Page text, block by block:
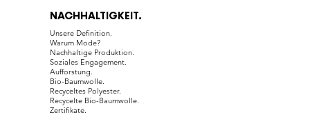
Unsere Definition.
Warum Mode?
Nachhaltige Produktion.
Soziales Engagement.
Aufforstung.
Bio-Baumwolle.
Recyceltes Polyester.
Recycelte Bio-Baumwolle.
Zertifikate.
NACHHALTIGKEIT.